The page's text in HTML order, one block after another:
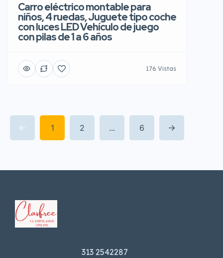
Carro eléctrico montable para
niños, 4 ruedas, Juguete tipo coche
con luces LED Vehículo de juego
con pilas de 1 a 6 años
176 Vistas
1 2 ... 6
313 2542287